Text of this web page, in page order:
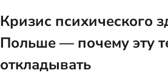
Кризис психического
Польше — почему эту
откладывать